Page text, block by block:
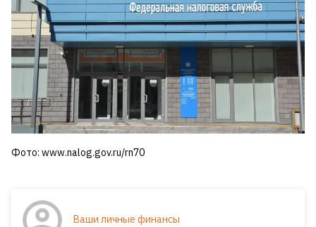
Фото: www.nalog.gov.ru/rn70
Ваши личные финансы